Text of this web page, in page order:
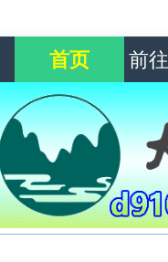
首页 前